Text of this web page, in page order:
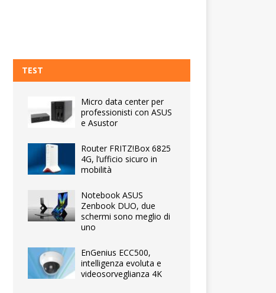
TEST
Micro data center per
professionisti con ASUS
e Asustor
Router FRITZ!Box 6825
4G, l’ufficio sicuro in
mobilità
Notebook ASUS
Zenbook DUO, due
schermi sono meglio di
uno
EnGenius ECC500,
intelligenza evoluta e
videosorveglianza 4K